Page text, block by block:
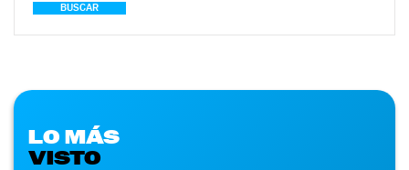
BUSCAR
LO MÁS
VISTO